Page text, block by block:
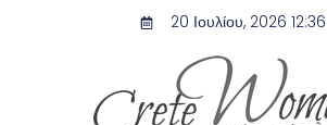
20 Ιουλίου, 2026